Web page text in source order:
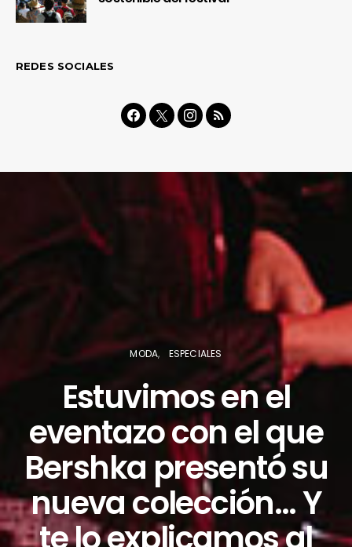
REDES SOCIALES
MODA ESPECIALES
Estuvimos en el
eventazo con el que
Bershka presentó su
nueva colección… Y